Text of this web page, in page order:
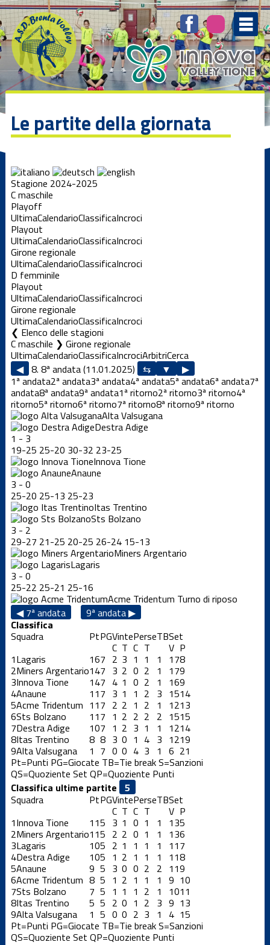
Le partite della giornata
Stagione 2024-2025
C maschile
Playoff
UltimaCalendarioClassificaIncroci
Playout
UltimaCalendarioClassificaIncroci
Girone regionale
UltimaCalendarioClassificaIncroci
D femminile
Playout
UltimaCalendarioClassificaIncroci
Girone regionale
UltimaCalendarioClassificaIncroci
Elenco delle stagioni
C maschile ❯ Girone regionale
UltimaCalendarioClassificaIncrociArbitriCerca
◀ 8. 8ª andata (11.01.2025)
▶
1ª andata2ª andata3ª andata4ª andata5ª andata6ª andata7ª
andata8ª andata9ª andata1ª ritorno2ª ritorno3ª ritorno4ª
ritorno5ª ritorno6ª ritorno7ª ritorno8ª ritorno9ª ritorno
Alta Valsugana
Destra Adige
1 - 3
19-25 25-20 30-32 23-25
Innova Tione
Anaune
3 - 0
25-20 25-13 25-23
Itas Trentino
Sts Bolzano
3 - 2
29-27 21-25 20-25 26-24 15-13
Miners Argentario
Lagaris
3 - 0
25-22 25-21 25-16
Acme Tridentum Turno di riposo
◀ 7ª andata
9ª andata ▶
Classifica
Squadra PtPGVintePerseTBSet
C T C T V P
1Lagaris 167 2 3 1 1 1 178
2Miners Argentario147 3 2 0 2 1 179
3Innova Tione 147 4 1 0 2 1 169
4Anaune 117 3 1 1 2 3 1514
5Acme Tridentum 117 2 2 1 2 1 1213
6Sts Bolzano 117 1 2 2 2 2 1515
7Destra Adige 107 1 2 3 1 1 1214
8Itas Trentino 8 8 3 0 1 4 3 1219
9Alta Valsugana 1 7 0 0 4 3 1 6 21
Pt=Punti PG=Giocate TB=Tie breakS=Sanzioni
QS=Quoziente Set QP=Quoziente Punti
Classifica ultime partite
Squadra
PtPGVintePerseTBSet
C T C T V P
1Innova Tione 115 3 1 0 1 1 135
2Miners Argentario115 2 2 0 1 1 136
3Lagaris 105 2 1 1 1 1 117
4Destra Adige 105 1 2 1 1 1 118
5Anaune 9 5 3 0 0 2 2 119
6Acme Tridentum 8 5 1 2 1 1 1 9 10
7Sts Bolzano 7 5 1 1 1 2 1 1011
8Itas Trentino 5 5 2 0 1 2 3 9 13
9Alta Valsugana 1 5 0 0 2 3 1 4 15
Pt=Punti PG=Giocate TB=Tie breakS=Sanzioni
QS=Quoziente Set QP=Quoziente Punti